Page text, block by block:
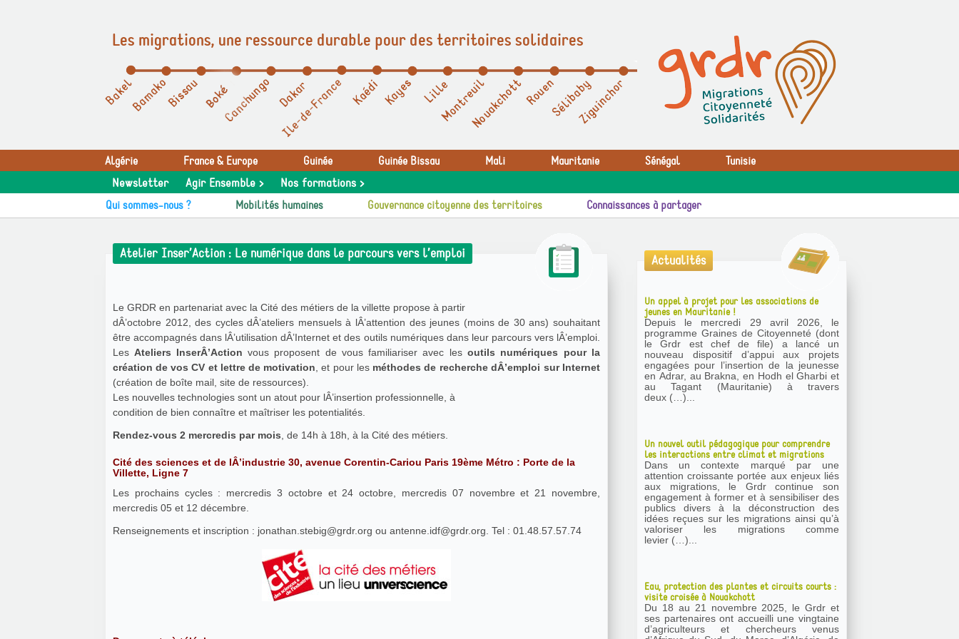
Les migrations, une ressource durable pour des territoires solidaires
Algérie France & Europe Guinée Guinée Bissau Mali Mauritanie Sénégal Tunisie
Newsletter Agir Ensemble > Nos formations >
Qui sommes-nous ? Mobilités humaines Gouvernance citoyenne des territoires Connaissances à partager
Atelier Inser’Action : Le numérique dans le parcours vers l’emploi
Le GRDR en partenariat avec la Cité des métiers de la villette propose à partir
dÂ’octobre 2012, des cycles dÂ’ateliers mensuels à lÂ’attention des jeunes (moins de 30 ans) souhaitant
être accompagnés dans lÂ’utilisation dÂ’Internet et des outils numériques dans leur parcours vers lÂ’emploi.
Les Ateliers InserÂ’Action vous proposent de vous familiariser avec les outils numériques pour la
création de vos CV et lettre de motivation , et pour les méthodes de recherche dÂ’emploi sur Internet
(création de boîte mail, site de ressources).
Les nouvelles technologies sont un atout pour lÂ’insertion professionnelle, à
condition de bien connaître et maîtriser les potentialités.
Rendez-vous 2 mercredis par mois , de 14h à 18h, à la Cité des métiers.
Cité des sciences et de lÂ’industrie 30, avenue Corentin-Cariou Paris 19ème Métro : Porte de la
Villette, Ligne 7
Les prochains cycles : mercredis 3 octobre et 24 octobre, mercredis 07 novembre et 21 novembre,
mercredis 05 et 12 décembre.
Renseignements et inscription : jonathan.stebig@grdr.org ou antenne.idf@grdr.org. Tel : 01.48.57.57.74
Actualités
Un appel à projet pour les associations de
jeunes en Mauritanie !
Depuis le mercredi 29 avril 2026, le
programme Graines de Citoyenneté (dont
le Grdr est chef de file) a lancé un
nouveau dispositif d’appui aux projets
engagées pour l’insertion de la jeunesse
en Adrar, au Brakna, en Hodh el Gharbi et
au Tagant (Mauritanie) à travers
deux (…)...
Un nouvel outil pédagogique pour comprendre
les interactions entre climat et migrations
Dans un contexte marqué par une
attention croissante portée aux enjeux liés
aux migrations, le Grdr continue son
engagement à former et à sensibiliser des
publics divers à la déconstruction des
idées reçues sur les migrations ainsi qu’à
valoriser les migrations comme
levier (…)...
Eau, protection des plantes et circuits courts :
visite croisée à Nouakchott
Du 18 au 21 novembre 2025, le Grdr et
ses partenaires ont accueilli une vingtaine
d’agriculteurs et chercheurs venus